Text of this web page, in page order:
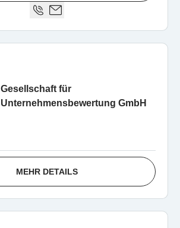
Gesellschaft für
Unternehmensbewertung GmbH
MEHR DETAILS